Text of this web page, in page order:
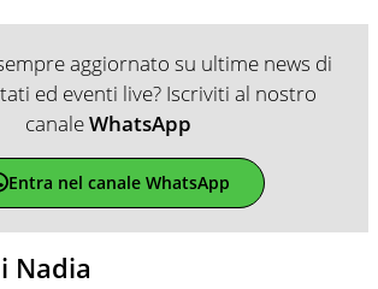
aggiornato su ultime news di
ed eventi live? Iscriviti al nostro
canaleWhatsApp
Entra nel canale WhatsApp
Nadia